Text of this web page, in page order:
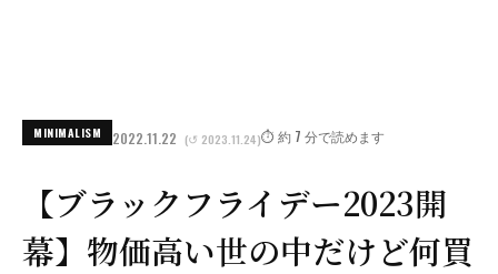
MINIMALISM 2022.11.22 (↺ 2023.11.24)⏱️ 約 7 分で読めます
【ブラックフライデー2023開
幕】物価高い世の中だけど何買